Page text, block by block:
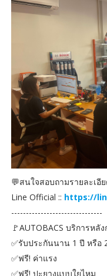
💬สนใจสอบถามรายละเอี
Line Official :: https://
-------------------------------
🚩AUTOBACS บริการหลั
✅รับประกันนาน 1 ปี หรือ
✅ฟรี! ค่าแรง
✅ฟรี! ปะยางแบบใยไหม